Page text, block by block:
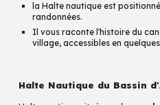
la Halte nautique est
randonnées.
Il vous raconte l'histoire du
village, accessibles en
Halte Nautique du Bassin